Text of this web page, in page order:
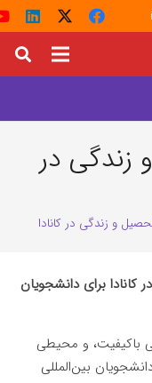
زندگی در
و زندگی در کانادا
برای دانشجویان
باکیفیت، و محیطی
بین‌المللی